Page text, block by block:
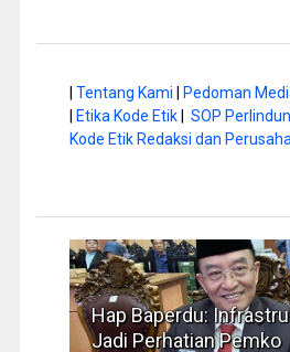
Tentang Kami Pedoman
Etika Kode Etik| SOP
Kode Etik Redaksi dan
Hap Baperdu:
Jadi Perhatian Pemko